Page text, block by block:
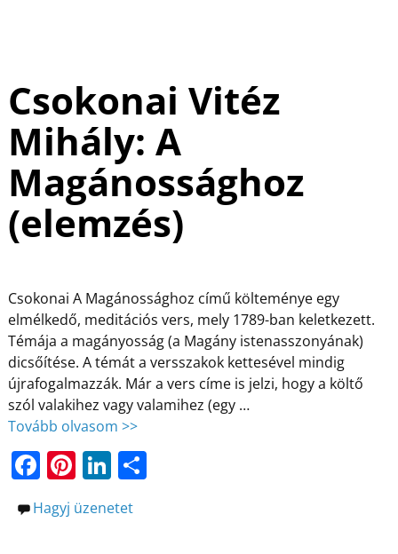
Csokonai Vitéz
Mihály: A
Magánossághoz
(elemzés)
Csokonai A Magánossághoz című költeménye egy
elmélkedő, meditációs vers, mely 1789-ban keletkezett.
Témája a magányosság (a Magány istenasszonyának)
dicsőítése. A témát a versszakok kettesével mindig
újrafogalmazzák. Már a vers címe is jelzi, hogy a költő
szól valakihez vagy valamihez (egy …
Tovább olvasom >>
F
a
c
Pi
nt
er
Li
n
k
O
Hagyj üzenetet